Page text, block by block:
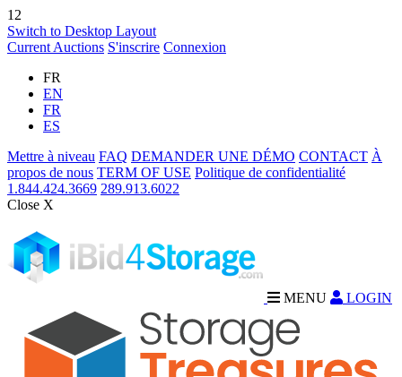
12
Switch to Desktop Layout
Current Auctions S'inscrire Connexion
FR
EN
FR
ES
Mettre à niveau FAQ DEMANDER UNE DÉMO CONTACT À
propos de nous TERM OF USE Politique de confidentialité
1.844.424.3669 289.913.6022
Close X
MENU LOGIN